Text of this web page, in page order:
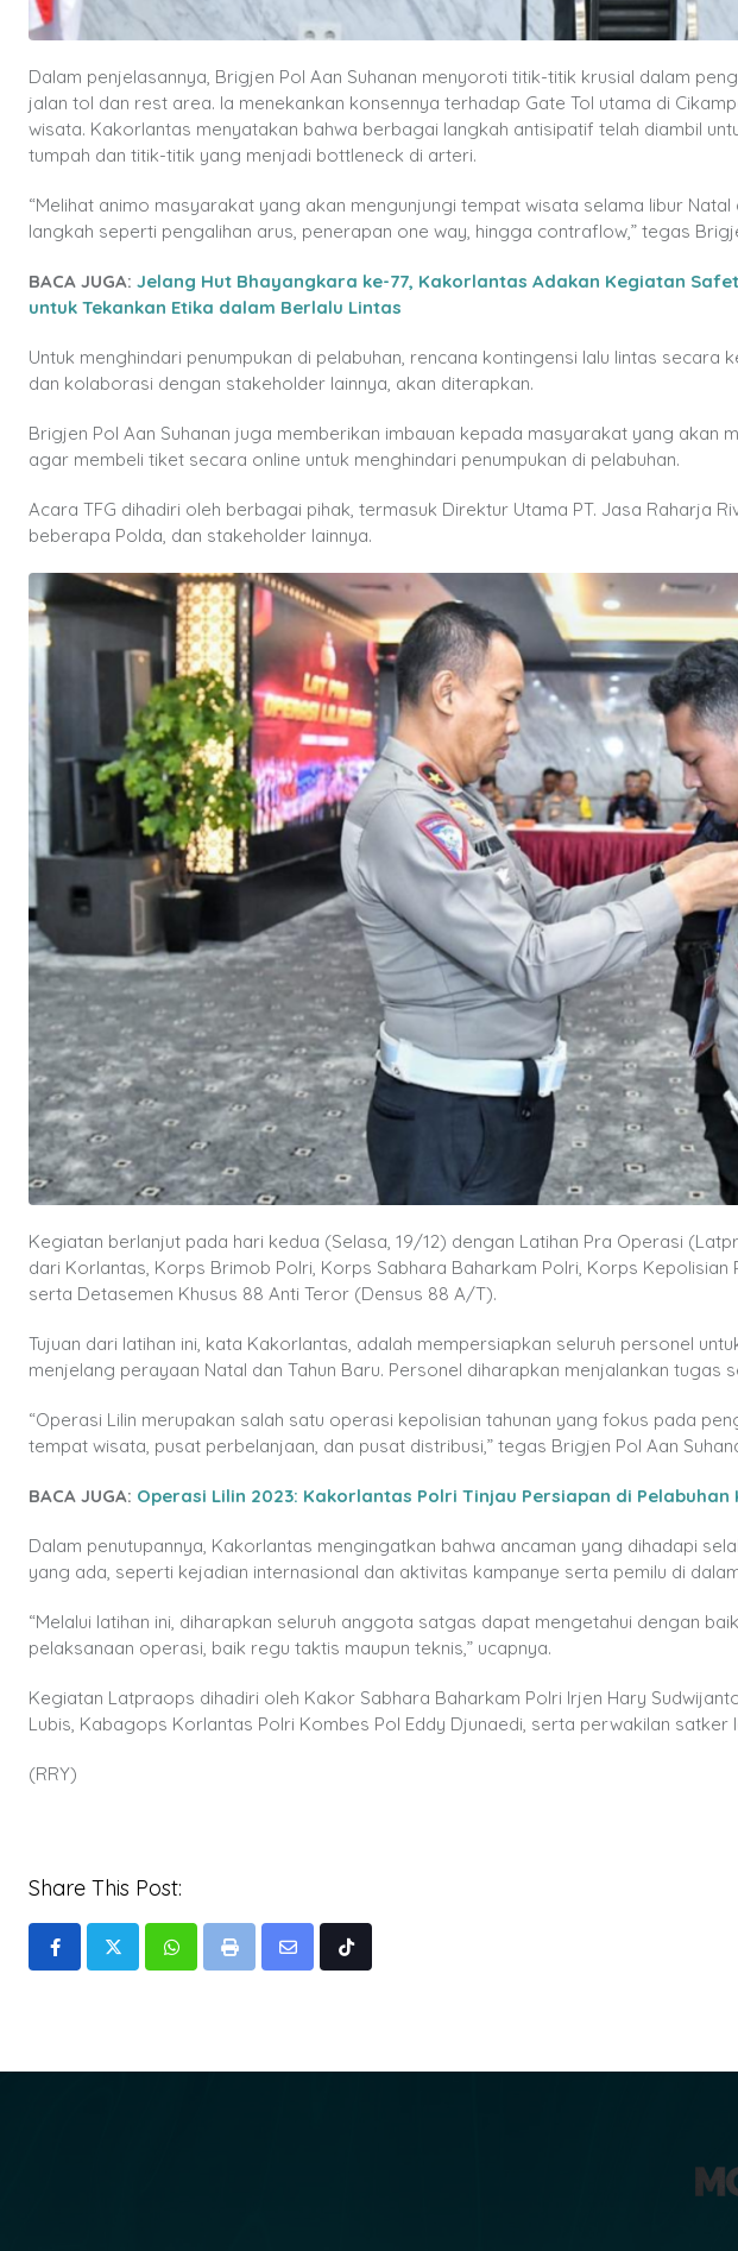
Dalam penjelasannya, Brigjen Pol Aan Suhanan menyoroti titik-titik krusial dalam
jalan tol dan rest area. Ia menekankan konsennya terhadap Gate Tol utama di
wisata. Kakorlantas menyatakan bahwa berbagai langkah antisipatif telah diambil
tumpah dan titik-titik yang menjadi bottleneck di arteri.
“Melihat animo masyarakat yang akan mengunjungi tempat wisata selama libur
langkah seperti pengalihan arus, penerapan one way, hingga contraflow,” tegas
BACA JUGA: Jelang Hut Bhayangkara ke-77, Kakorlantas Adakan Kegiatan
untuk Tekankan Etika dalam Berlalu Lintas
Untuk menghindari penumpukan di pelabuhan, rencana kontingensi lalu lintas secara
dan kolaborasi dengan stakeholder lainnya, akan diterapkan.
Brigjen Pol Aan Suhanan juga memberikan imbauan kepada masyarakat yang akan
agar membeli tiket secara online untuk menghindari penumpukan di pelabuhan.
Acara TFG dihadiri oleh berbagai pihak, termasuk Direktur Utama PT. Jasa Raharja
beberapa Polda, dan stakeholder lainnya.
Kegiatan berlanjut pada hari kedua (Selasa, 19/12) dengan Latihan Pra Operasi
dari Korlantas, Korps Brimob Polri, Korps Sabhara Baharkam Polri, Korps
serta Detasemen Khusus 88 Anti Teror (Densus 88 A/T).
Tujuan dari latihan ini, kata Kakorlantas, adalah mempersiapkan seluruh personel
menjelang perayaan Natal dan Tahun Baru. Personel diharapkan menjalankan
“Operasi Lilin merupakan salah satu operasi kepolisian tahunan yang fokus pada
tempat wisata, pusat perbelanjaan, dan pusat distribusi,” tegas Brigjen Pol Aan
BACA JUGA: Operasi Lilin 2023: Kakorlantas Polri Tinjau Persiapan di
Dalam penutupannya, Kakorlantas mengingatkan bahwa ancaman yang dihadapi
yang ada, seperti kejadian internasional dan aktivitas kampanye serta pemilu di
“Melalui latihan ini, diharapkan seluruh anggota satgas dapat mengetahui dengan
pelaksanaan operasi, baik regu taktis maupun teknis,” ucapnya.
Kegiatan Latpraops dihadiri oleh Kakor Sabhara Baharkam Polri Irjen Hary
Lubis, Kabagops Korlantas Polri Kombes Pol Eddy Djunaedi, serta perwakilan satker
(RRY)
Share This Post:
WhatsappPrint
Share
Tiktok